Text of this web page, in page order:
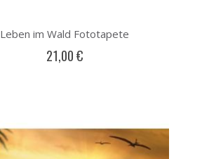
Leben im Wald Fototapete
21,00 €